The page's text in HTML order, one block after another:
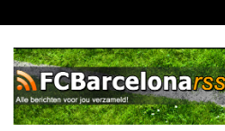
naar
inhoud